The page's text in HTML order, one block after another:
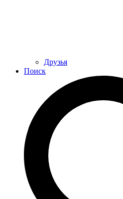
Друзья
Поиск